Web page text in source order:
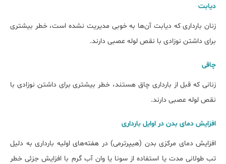
دیابت
زنان بارداری که دیابت آن‌ها به خوبی مدیریت نشده است، خطر بیشتری
برای داشتن نوزادی با نقص لوله عصبی دارند.
چاقی
زنانی که قبل از بارداری چاق هستند، خطر بیشتری برای داشتن نوزادی با
نقص لوله عصبی دارند.
افزایش دمای بدن در اوایل بارداری
افزایش دمای مرکزی بدن (هیپرترمی) در هفته‌های اولیه بارداری به دلیل
تب طولانی مدت یا استفاده از سونا یا وان آب گرم با افزایش جزئی خطر